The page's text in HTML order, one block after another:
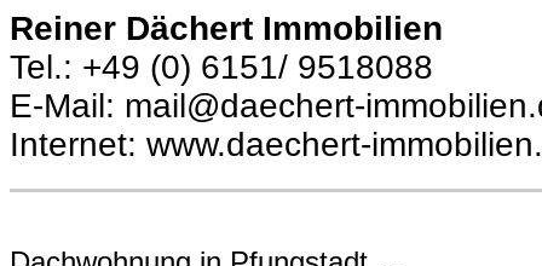
Reiner Dächert Immobilien
Tel.: +49 (0) 6151/ 9518088
E-Mail: mail@daechert-
Internet: www.daechert-